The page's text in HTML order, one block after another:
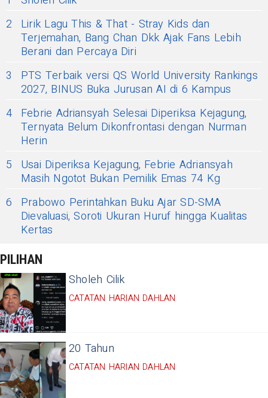
2
Lirik Lagu This & That - Stray Kids dan
Terjemahan, Bang Chan Dkk Ajak Fans Lebih
Berani dan Percaya Diri
3
PTS Terbaik versi QS World University Rankings
2027, BINUS Buka Jurusan AI di 6 Kampus
4 Febrie Adriansyah Selesai Diperiksa Kejagung,
Ternyata Belum Dikonfrontasi dengan Nurman
Herin
5
Usai Diperiksa Kejagung, Febrie Adriansyah
Masih Ngotot Bukan Pemilik Emas 74 Kg
6
Prabowo Perintahkan Buku Ajar SD-SMA
Dievaluasi, Soroti Ukuran Huruf hingga Kualitas
Kertas
PILIHAN
Sholeh Cilik
CATATAN HARIAN DAHLAN
20 Tahun
CATATAN HARIAN DAHLAN